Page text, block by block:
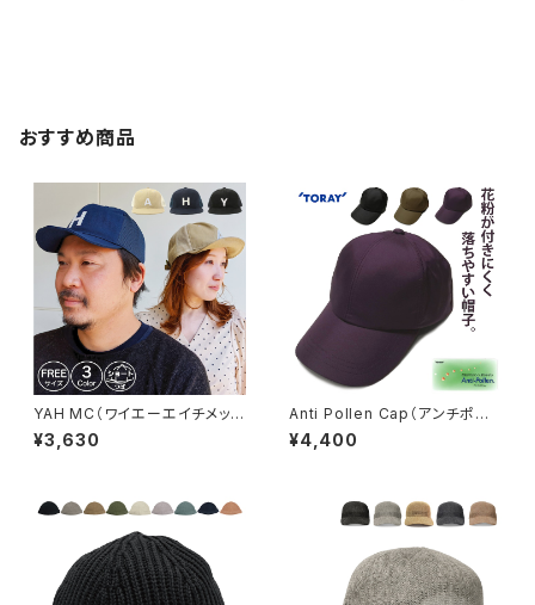
おすすめ商品
YAH MC（ワイエーエイチメッシ
ュキャップ）※オンライン限定【b
ch-h90357】
¥3,630
Anti Pollen Cap（アンチポラ
ン キャップ）【oa-2450rk】
¥4,400